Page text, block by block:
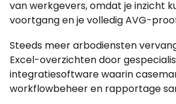
van werkgevers, omdat je inzicht
voortgang en je volledig AVG-
Steeds meer arbodiensten
Excel-overzichten door
integratiesoftware waarin
workflowbeheer en rapportage